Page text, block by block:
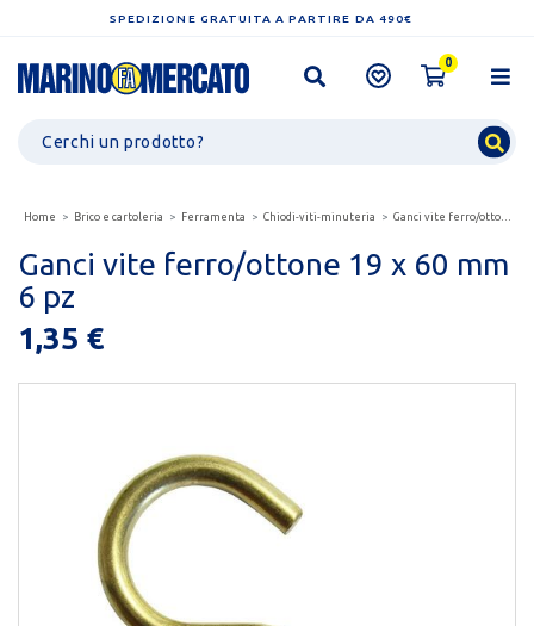
SPEDIZIONE GRATUITA A PARTIRE DA 490€
0
Home Brico e cartoleria Ferramenta Chiodi-viti-minuteria Ganci vite ferro/ottone 19 x 60 mm 6 pz
Ganci vite ferro/ottone 19 x 60 mm
6 pz
1,35 €